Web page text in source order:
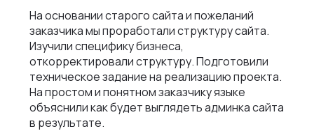
На основании старого сайта и пожеланий
заказчика мы проработали структуру сайта.
Изучили специфику бизнеса,
откорректировали структуру. Подготовили
техническое задание на реализацию проекта.
На простом и понятном заказчику языке
объяснили как будет выглядеть админка сайта
в результате.